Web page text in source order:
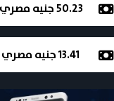
50.23 جنيه مصري
13.41 جنيه مصري